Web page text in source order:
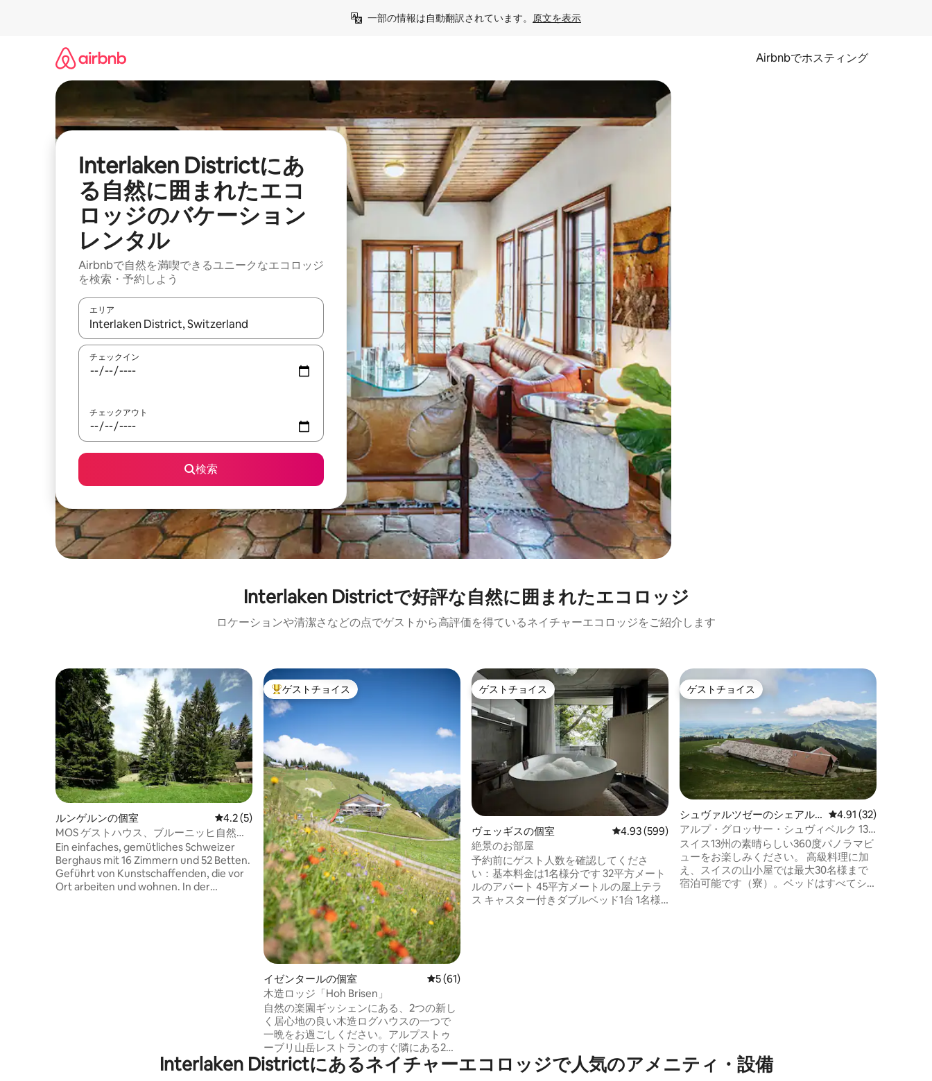
一部の情報は自動翻訳されています。 原文を表示
Airbnbでホスティング
Interlaken Districtにあ
る自然に囲まれたエコ
ロッジのバケーション
レンタル
Airbnbで自然を満喫できるユニークなエコロッジ
を検索・予約しよう
エリア
検索結果が表示されたら、上下の矢印キーを使って移動するか、画面をタッチまたはスワイプして検索結果を確認することができます。
チェックイン
チェックアウト
検索
Interlaken Districtで好評な自然に囲まれたエコロッジ
ロケーションや清潔さなどの点でゲストから高評価を得ているネイチャーエコロッジをご紹介します
ルンゲルンの個室 レビュー5件、5つ星中4.2つ星の平均評価
4.2 (5)
MOS ゲストハウス、ブルーニッヒ自然友
の家/ 3号室
Ein einfaches, gemütliches Schweizer
Berghaus mit 16 Zimmern und 52 Betten.
Geführt von Kunstschaffenden, die vor
Ort arbeiten und wohnen. In der
大好評のゲストチョイスです。
ゲストチョイス
イゼンタールの個室 レビュー61件、5つ星中5つ星の平均評価
5 (61)
木造ロッジ「Hoh Brisen」
自然の楽園ギッシェンにある、2つの新し
く居心地の良い木造ログハウスの一つで
一晩をお過ごしください。アルプストゥ
ーブリ山岳レストランのすぐ隣にある2つ
の新しく居心地の良い木造ログハウスの
うちの1つで、高山の牧草地、山々、森林
ゲストチョイス
ゲストチョイス
ヴェッギスの個室 レビュー599件、5つ星中4.93つ星の平均評価
4.93 (599)
絶景のお部屋
予約前にゲスト人数を確認してくださ
い：基本料金は1名様分です 32平方メート
ルのアパート 45平方メートルの屋上テラ
ス キャスター付きダブルベッド1台 1名様
ゲストチョイス
ゲストチョイス
シュヴァルツゼーのシェアル
ーム
レビュー32件、5つ
4.91 (32)
アルプ・グロッサー・シュヴィベルク 13
の州を見渡せる
スイス13州の素晴らしい360度パノラマビ
ューをお楽しみください。 高級料理に加
え、スイスの山小屋では最大30名様まで
宿泊可能です（寮）。ベッドはすべてシ
Interlaken Districtにあるネイチャーエコロッジで人気のアメニティ・設備